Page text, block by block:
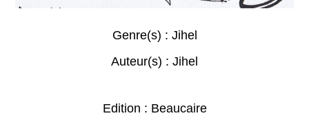
Genre(s) : Jihel
Auteur(s) : Jihel
Edition : Beaucaire